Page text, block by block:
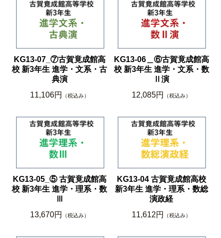
KG13-07_⑦古賀竟成館高
校 新3年生 進学・文系・古
典演
11,106円
（税込み）
KG13-06＿⑥古賀竟成館高
校 新3年生 進学・文系・数
Ⅱ演
12,085円
（税込み）
KG13-05_⑤ 古賀竟成館高
校 新3年生 進学・理系・数
13,670円
（税込み）
KG13-04 古賀竟成館高校
新3年生 進学・理系・数総
演政経
11,612円
（税込み）